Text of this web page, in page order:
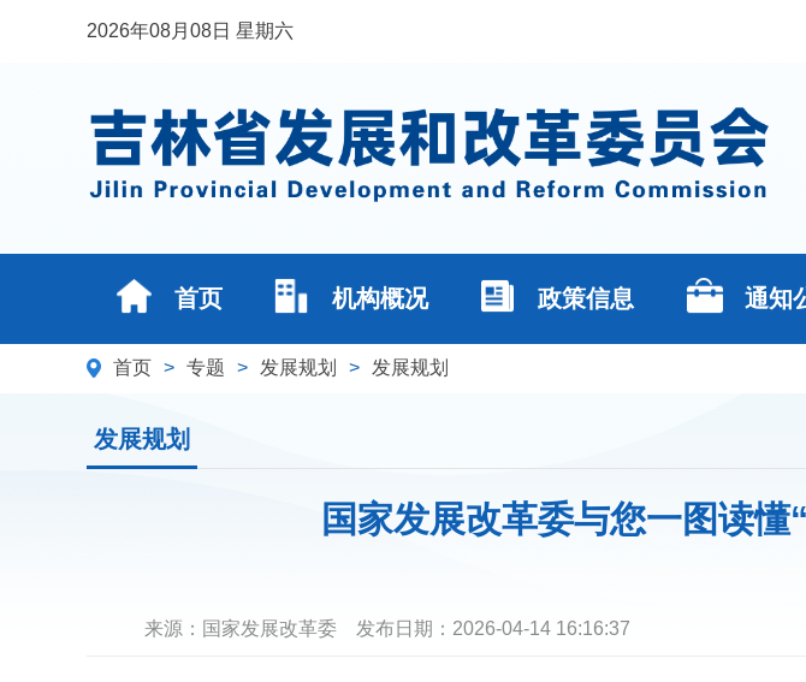
2026年08月08日 星期六
首页 机构概况 政策信息 通知
首页 > 专题 > 发展规划 > 发展规划
发展规划
国家发展改革委与您一图读懂
来源： 国家发展改革委 发布日期： 2026-04-14 16:16:37